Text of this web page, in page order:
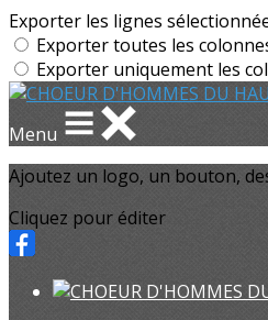
Exporter les lignes
Exporter toutes les
Exporter uniquement les
Menu
Ajoutez un logo, un bouton,
Cliquez pour éditer